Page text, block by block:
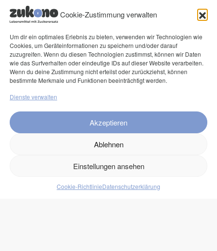
Cookie-Zustimmung verwalten
Um dir ein optimales Erlebnis zu bieten, verwenden wir Technologien wie
Cookies, um Geräteinformationen zu speichern und/oder darauf
zuzugreifen. Wenn du diesen Technologien zustimmst, können wir Daten
wie das Surfverhalten oder eindeutige IDs auf dieser Website verarbeiten.
Wenn du deine Zustimmung nicht erteilst oder zurückziehst, können
bestimmte Merkmale und Funktionen beeinträchtigt werden.
Dienste verwalten
Akzeptieren
Ablehnen
Einstellungen ansehen
Cookie-RichtlinieDatenschutzerklärung
Visa
Mastercard
American Express
Klarna Pay now
Klarna Rechnung
Service
FAQ
Kontakt